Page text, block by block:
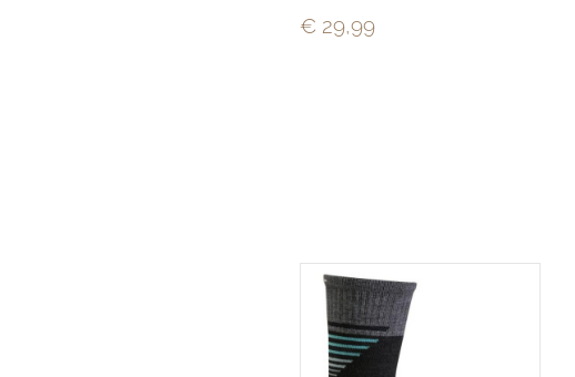
€ 29,99